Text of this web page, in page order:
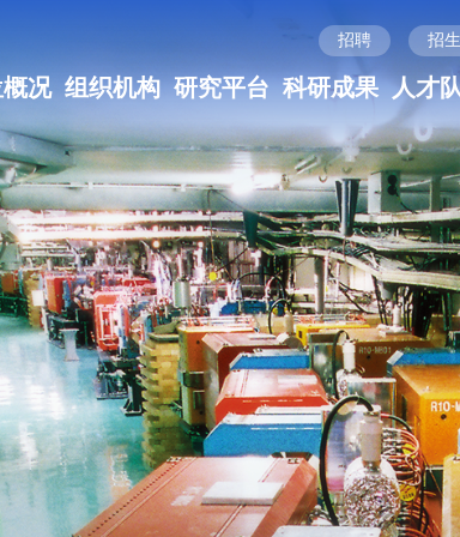
招聘 招生
况 组织机构 研究平台 科研成果 人才